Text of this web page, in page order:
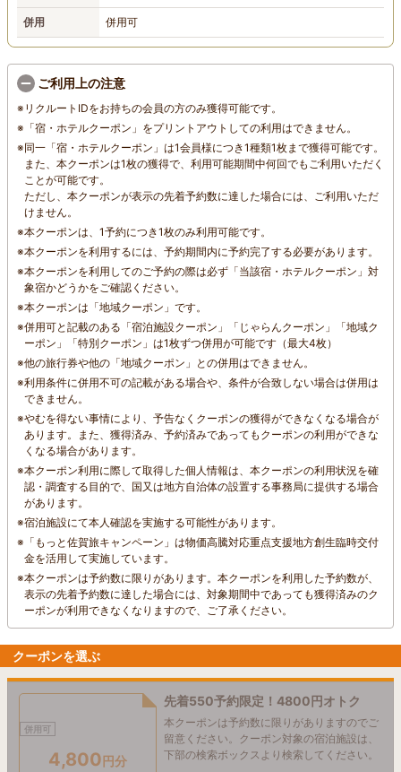
併用 併用可
ご利用上の注意
※ リクルートIDをお持ちの会員の方のみ獲得可能です。
※ 「宿・ホテルクーポン」をプリントアウトしての利用はできません。
※同一「宿・ホテルクーポン」は1会員様につき1種類1枚まで獲得可能です。
また、本クーポンは1枚の獲得で、利用可能期間中何回でも ご利用いただく
ことが可能です。
ただし、本クーポンが表示の先着予約数に達した場合には、ご利用いただ
けません。
※本クーポンは、1予約につき1枚のみ利用可能です。
※本クーポンを利用するには、予約期間内に予約完了する必要があります。
※本クーポンを利用してのご予約の際は必ず「当該宿・ホテルクーポン」対
象宿かどうかをご確認ください。
※本クーポンは「地域クーポン」です。
※併用可と記載のある「宿泊施設クーポン」「じゃらんクーポン」「地域ク
ーポン」「特別クーポン」は1枚ずつ併用が可能です（最大4枚）
※他の旅行券や他の「地域クーポン」との併用はできません。
※利用条件に併用不可の記載がある場合や、条件が合致しない場合は併用は
できません。
※やむを得ない事情により、予告なくクーポンの獲得ができなくなる場合が
あります。また、獲得済み、予約済みであってもクーポンの利用ができな
くなる場合があります。
※本クーポン利用に際して取得した個人情報は、本クーポンの利用状況を確
認・調査する目的で、国又は地方自治体の設置する事務局に提供する場合
があります。
※宿泊施設にて本人確認を実施する可能性があります。
※ 「もっと佐賀旅キャンペーン」は物価高騰対応重点支援地方創生臨時交付
金を活用して実施しています。
※本クーポンは予約数に限りがあります。本クーポンを利用した予約数が、
表示の先着予約数に達した場合には、対象期間中であっても獲得済みのク
ーポンが利用できなくなりますので、ご了承ください。
クーポンを選ぶ
併用可
4,800円分
先着550予約限定！4800円オトク
本クーポンは予約数に限りがありますのでご
留意ください。クーポン対象の宿泊施設は、
下部の検索ボックスより検索してください。